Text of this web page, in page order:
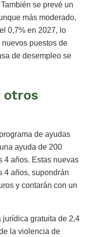
se prevé un
más moderado,
0,7% en 2027, lo
puestos de
de desempleo se
otros
de ayudas
ayuda de 200
4 años. Estas nuevas
4 años, supondrán
y contarán con un
gratuita de 2,4
la violencia de